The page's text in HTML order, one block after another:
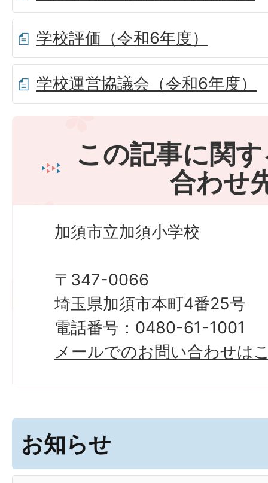
学校評価（令和6年度）
学校運営協議会（令和6年度）
この記事に関
合わせ
加須市立加須小学校
〒347-0066
埼玉県加須市本町4番25号
電話番号：0480-61-1001
メールでのお問い合わせは
お知らせ